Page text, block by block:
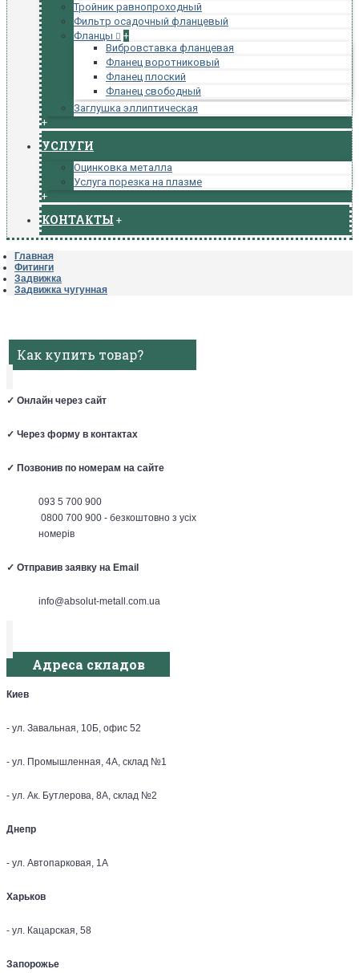
Тройник равнопроходный
Фильтр осадочный фланцевый
Фланцы
+
Вибровставка фланцевая
Фланец воротниковый
Фланец плоский
Фланец свободный
Заглушка эллиптическая
+
УСЛУГИ
Оцинковка металла
Услуга порезка на плазме
+
КОНТАКТЫ +
Главная
Фитинги
Задвижка
Задвижка чугунная
Как купить товар?
✓ Онлайн через сайт
✓ Через форму в контактах
✓ Позвонив по номерам на сайте
093 5 700 900
0800 700 900 - безкоштовно з усіх
номерів
✓ Отправив заявку на Email
info@absolut-metall.com.ua
Адреса складов
Киев
- ул. Завальная, 10Б, офис 52
- ул. Промышленная, 4А, склад №1
- ул. Ак. Бутлерова, 8А, склад №2
Днепр
- ул. Автопарковая, 1А
Харьков
- ул. Кацарская, 58
Запорожье